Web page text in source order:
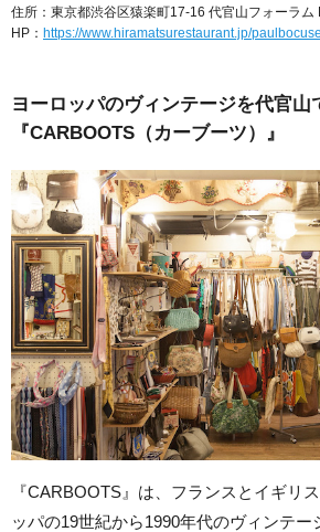
住所：東京都渋谷区猿楽町17-16 代官山フォーラム
HP： https://www.hiramatsurestaurant.jp/
ヨーロッパのヴィンテージを代官山
『CARBOOTS（カーブーツ）』
『CARBOOTS』は、フランスとイギリ
ッパの19世紀から1990年代のヴィンテー